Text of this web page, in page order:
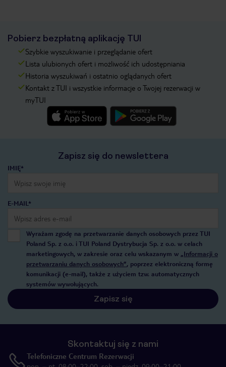
Pobierz bezpłatną aplikację TUI
Szybkie wyszukiwanie i przeglądanie ofert
Lista ulubionych ofert i możliwość ich udostępniania
Historia wyszukiwań i ostatnio oglądanych ofert
Kontakt z TUI i wszystkie informacje o Twojej rezerwacji w
myTUI
Zapisz się do newslettera
IMIĘ*
E-MAIL*
Wyrażam zgodę na przetwarzanie danych osobowych przez TUI
Poland Sp. z o.o. i TUI Poland Dystrybucja Sp. z o.o. w celach
marketingowych, w zakresie oraz celu wskazanym w „Informacji o
przetwarzaniu danych osobowych”, poprzez elektroniczną formę
komunikacji (e-mail), także z użyciem tzw. automatycznych
systemów wywołujących.
Zapisz się
Skontaktuj się z nami
Telefoniczne Centrum Rezerwacji